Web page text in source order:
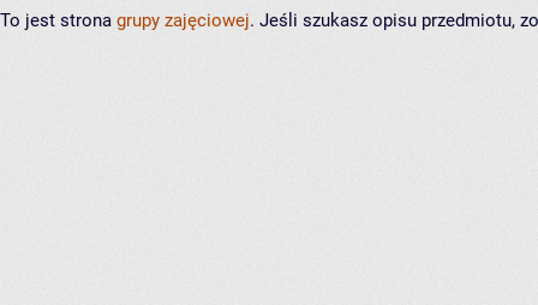
To jest strona grupy zajęciowej. Jeśli szukasz opisu przedmiotu,